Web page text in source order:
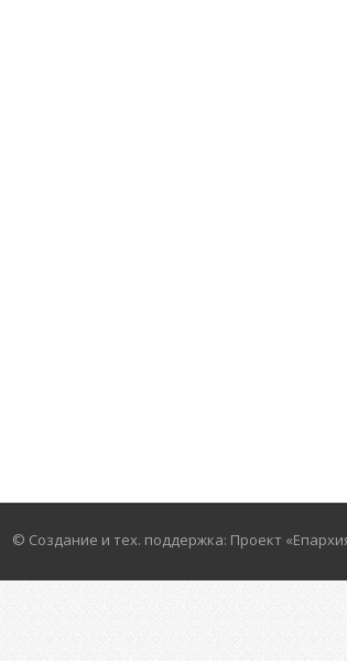
© Создание и тех. поддержка: Проект